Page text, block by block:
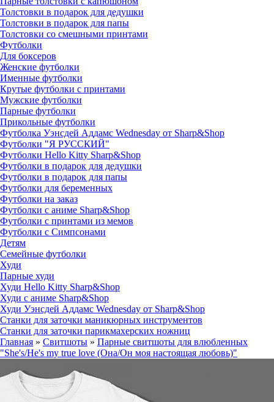
Толстовки в подарок для дедушки
Толстовки в подарок для папы
Толстовки со смешными принтами
Футболки
Для боксеров
Женские футболки
Именные футболки
Крутые футболки с принтами
Мужские футболки
Парные футболки
Прикольные футболки
Футболка Уэнсдей Аддамс Wednesday от Sharp&Shop
Футболки "Я РУССКИЙ"
Футболки Hello Kitty Sharp&Shop
Футболки в подарок для дедушки
Футболки в подарок для папы
Футболки для беременных
Футболки на заказ
Футболки с аниме Sharp&Shop
Футболки с принтами из мемов
Футболки с Симпсонами
Детям
Семейные футболки
Худи
Парные худи
Худи Hello Kitty Sharp&Shop
Худи с аниме Sharp&Shop
Худи Уэнсдей Аддамс Wednesday от Sharp&Shop
Станки для заточки маникюрных инструментов
Станки для заточки парикмахерских ножниц
Главная » Свитшоты » Парные свитшоты для влюбленных
"She's/He's my true love (Она/Он моя настоящая любовь)"